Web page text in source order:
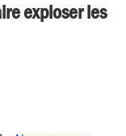
exploser les